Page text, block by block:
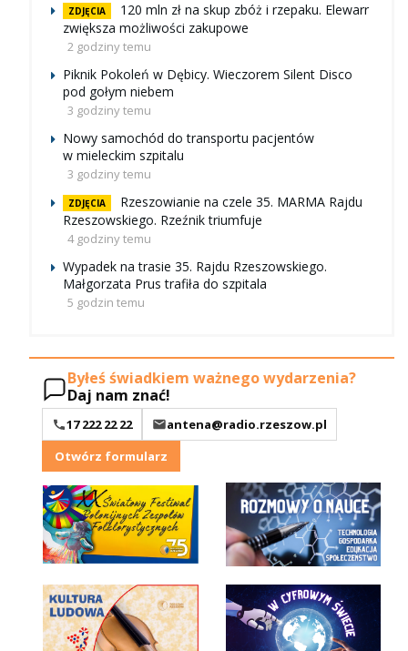
ZDJĘCIA
120 mln zł na skup zbóż i rzepaku. Elewarr
zwiększa możliwości zakupowe
2 godziny temu
Piknik Pokoleń w Dębicy. Wieczorem Silent Disco
pod gołym niebem
3 godziny temu
Nowy samochód do transportu pacjentów
w mieleckim szpitalu
3 godziny temu
ZDJĘCIA
Rzeszowianie na czele 35. MARMA Rajdu
Rzeszowskiego. Rzeźnik triumfuje
4 godziny temu
Wypadek na trasie 35. Rajdu Rzeszowskiego.
Małgorzata Prus trafiła do szpitala
5 godzin temu
Byłeś świadkiem ważnego wydarzenia?
Daj nam znać!
17 222 22 22
antena@radio.rzeszow.pl
Otwórz formularz